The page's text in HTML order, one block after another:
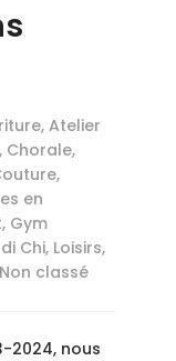
, Atelier
, Chorale,
,
en
, Gym
di Chi, Loisirs,
Non classé
2024, nous